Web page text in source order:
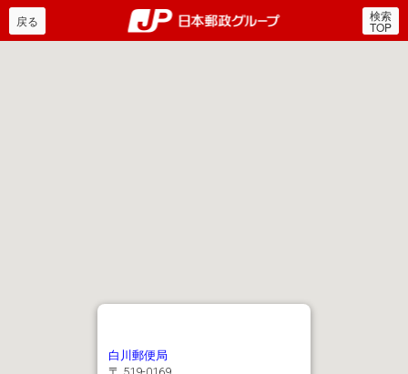
郵便局・日本郵政グルー
戻る 検索
TOP
白川郵便局
〒 519-0169